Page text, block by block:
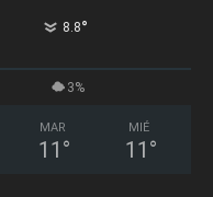
8.8°
3%
MAR
11 °
MIÉ
11 °